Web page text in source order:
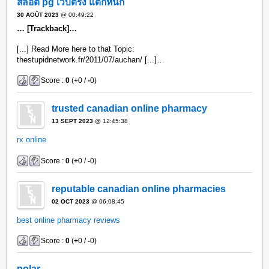
สล็อต pg เว็บตรง แตกหนัก
30 AOÛT 2023 @ 00:49:22
… [Trackback]…
[...] Read More here to that Topic:
thestupidnetwork.fr/2011/07/auchan/ [...]…
Score :0 (+0 /-0)
trusted canadian online pharmacy
13 SEPT 2023 @ 12:45:38
rx online
Score :0 (+0 /-0)
reputable canadian online pharmacies
02 OCT 2023 @ 06:08:45
best online pharmacy reviews
Score :0 (+0 /-0)